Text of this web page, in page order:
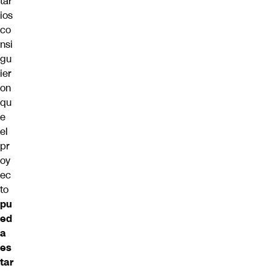
ios
co
nsi
gu
ier
on
qu
e
el
pr
oy
ec
to
pu
ed
a
es
tar